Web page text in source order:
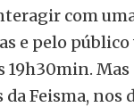
com
e pelo
19h30min.
Feisma, nos